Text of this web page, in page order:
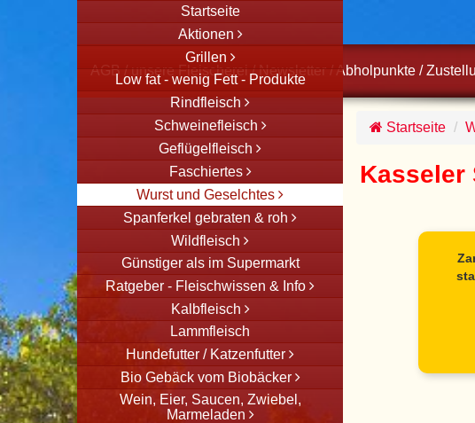
AGB / unsere Fleischerei / Newsletter /Abholpunkte /
Startseite
Aktionen
Grillen
Low fat - wenig Fett - Produkte
Rindfleisch
Schweinefleisch
Geflügelfleisch
Faschiertes
Wurst und Geselchtes
Spanferkel gebraten & roh
Wildfleisch
Günstiger als im Supermarkt
Ratgeber - Fleischwissen & Info
Kalbfleisch
Lammfleisch
Hundefutter / Katzenfutter
Bio Gebäck vom Biobäcker
Wein, Eier, Saucen, Zwiebel,
Marmeladen
Startseite
Kasseler